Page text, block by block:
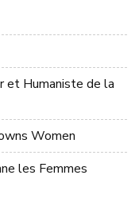
et Humaniste de la
Women
les Femmes